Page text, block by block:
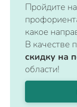
Пройдите
какое
В качестве
скидку на
области!